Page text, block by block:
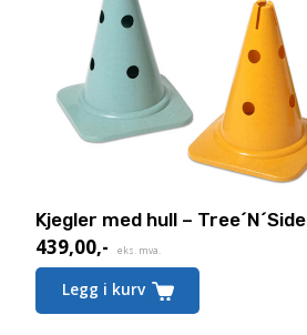
Kjegler med hull – Tree´N´Side
439,00,- eks. mva.
Legg i kurv